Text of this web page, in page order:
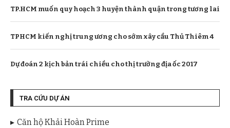
TP.HCM muốn quy hoạch 3 huyện thành quận trong tương lai
TPHCM kiến nghị trung ương cho sớm xây cầu Thủ Thiêm 4
Dự đoán 2 kịch bản trái chiều cho thị trường địa ốc 2017
TRA CỨU DỰ ÁN
Căn hộ Khải Hoàn Prime